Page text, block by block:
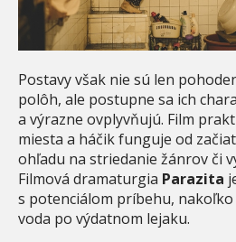
Postavy však nie sú len
polôh, ale postupne sa ich
a výrazne ovplyvňujú. Film
miesta a háčik funguje od
ohľadu na striedanie žánrov či
Filmová dramaturgia Parazita
s potenciálom príbehu,
voda po výdatnom lejaku.